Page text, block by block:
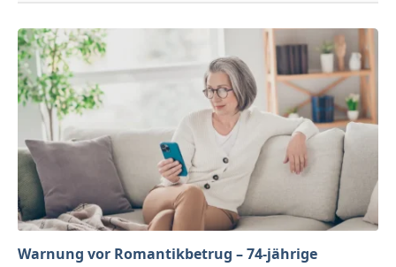
Warnung vor Romantikbetrug – 74-jährige